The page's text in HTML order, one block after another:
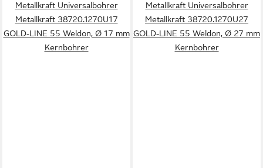
Metallkraft Universalbohrer
Metallkraft 38720.1270U17
GOLD-LINE 55 Weldon, Ø 17 mm
Kernbohrer
Metallkraft Universalbohrer
Metallkraft 38720.1270U27
GOLD-LINE 55 Weldon, Ø 27 mm
Kernbohrer